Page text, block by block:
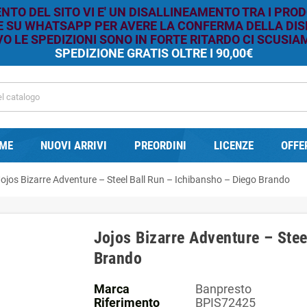
DEL SITO VI E' UN DISALLINEAMENTO TRA I
SU WHATSAPP PER AVERE LA CONFERMA DELLA
LE SPEDIZIONI SONO IN FORTE RITARDO CI
SPEDIZIONE GRATIS OLTRE I 90,00€
NUOVI ARRIVI PREORDINI LICENZE
Bizarre Adventure – Steel Ball Run – Ichibansho – Diego Brando
Jojos Bizarre Adventure –
Brando
Marca
Banpresto
Riferimento
BPIS72425